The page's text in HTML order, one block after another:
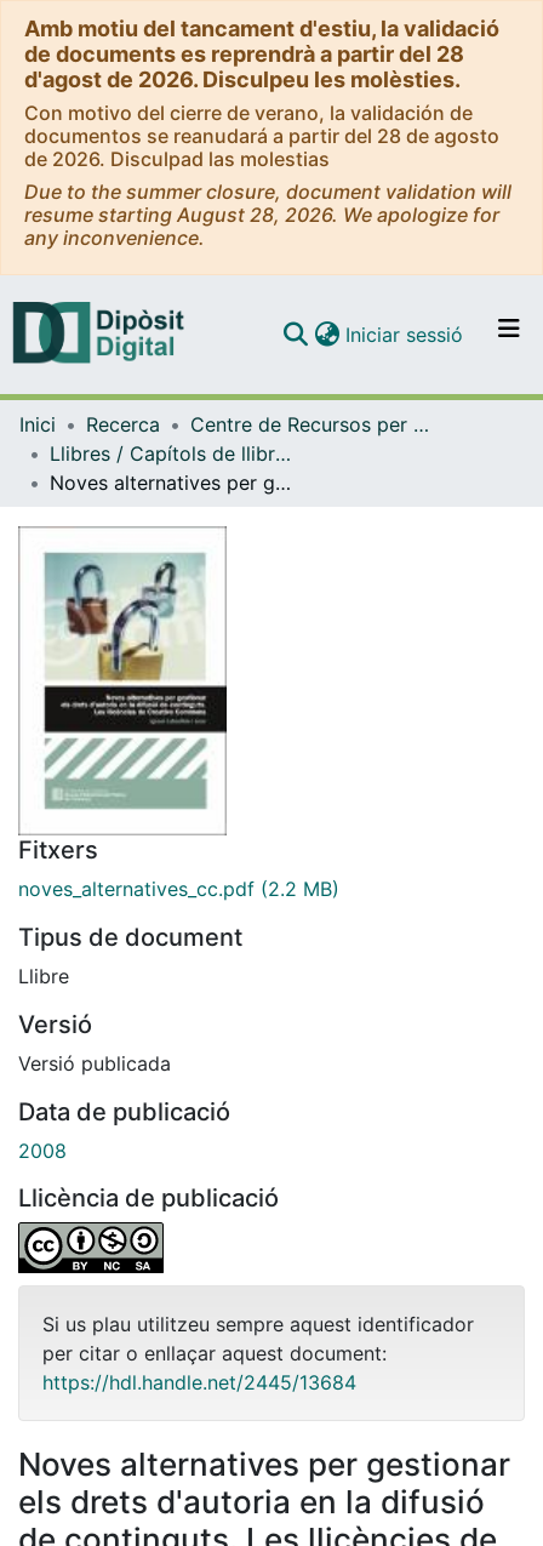
Amb motiu del tancament d'estiu, la validació
de documents es reprendrà a partir del 28
d'agost de 2026. Disculpeu les molèsties.
Con motivo del cierre de verano, la validación de
documentos se reanudará a partir del 28 de agosto
de 2026. Disculpad las molestias
Due to the summer closure, document validation will
resume starting August 28, 2026. We apologize for
any inconvenience.
Navega per tot el DD
Iniciar sessió (current)
Inici Recerca
Centre de Recursos per a l'Aprenentatge i la Investigació (CRAI-UB)
Llibres / Capítols de llibre (CRAI-UB)
Noves alternatives per gestionar els drets d'autoria en la difusió de continguts. Les llicències de Creative Commons
Fitxers
noves_alternatives_cc.pdf (2.2 MB)
Tipus de document
Llibre
Versió
Versió publicada
Data de publicació
2008
Llicència de publicació
Si us plau utilitzeu sempre aquest identificador
per citar o enllaçar aquest document:
https://hdl.handle.net/2445/13684
Noves alternatives per gestionar
els drets d'autoria en la difusió